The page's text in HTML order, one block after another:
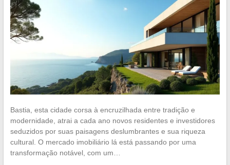
Bastia, esta cidade corsa à encruzilhada entre tradição e
modernidade, atrai a cada ano novos residentes e investidores
seduzidos por suas paisagens deslumbrantes e sua riqueza
cultural. O mercado imobiliário lá está passando por uma
transformação notável, com um…